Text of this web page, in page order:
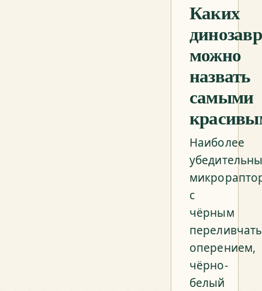
Каких
можно
назвать
самыми
Наиболее
с
чёрным
оперением,
чёрно-
белый